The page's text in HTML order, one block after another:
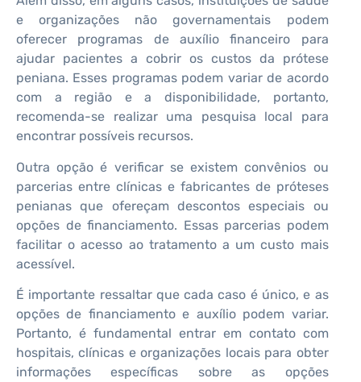
e organizações não governamentais podem
oferecer programas de auxílio financeiro para
ajudar pacientes a cobrir os custos da prótese
peniana. Esses programas podem variar de acordo
com a região e a disponibilidade, portanto,
recomenda-se realizar uma pesquisa local para
encontrar possíveis recursos.
Outra opção é verificar se existem convênios ou
parcerias entre clínicas e fabricantes de próteses
penianas que ofereçam descontos especiais ou
opções de financiamento. Essas parcerias podem
facilitar o acesso ao tratamento a um custo mais
acessível.
É importante ressaltar que cada caso é único, e as
opções de financiamento e auxílio podem variar.
Portanto, é fundamental entrar em contato com
hospitais, clínicas e organizações locais para obter
informações específicas sobre as opções